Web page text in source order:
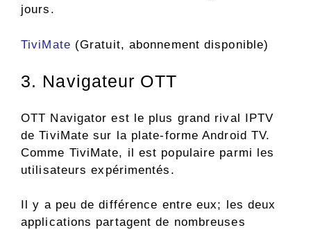
jours.
TiviMate (Gratuit, abonnement disponible)
3. Navigateur OTT
OTT Navigator est le plus grand rival IPTV
de TiviMate sur la plate-forme Android TV.
Comme TiviMate, il est populaire parmi les
utilisateurs expérimentés.
Il y a peu de différence entre eux; les deux
applications partagent de nombreuses